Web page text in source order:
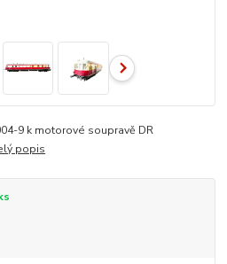
9 k motorové soupravě DR
popis